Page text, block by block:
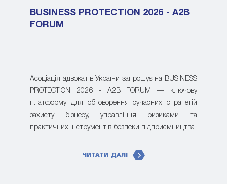
BUSINESS PROTECTION 2026 - A2B
FORUM
Асоціація адвокатів України запрошує на BUSINESS
PROTECTION 2026 - A2B FORUM — ключову
платформу для обговорення сучасних стратегій
захисту бізнесу, управління ризиками та
практичних інструментів безпеки підприємництва
ЧИТАТИ ДАЛІ